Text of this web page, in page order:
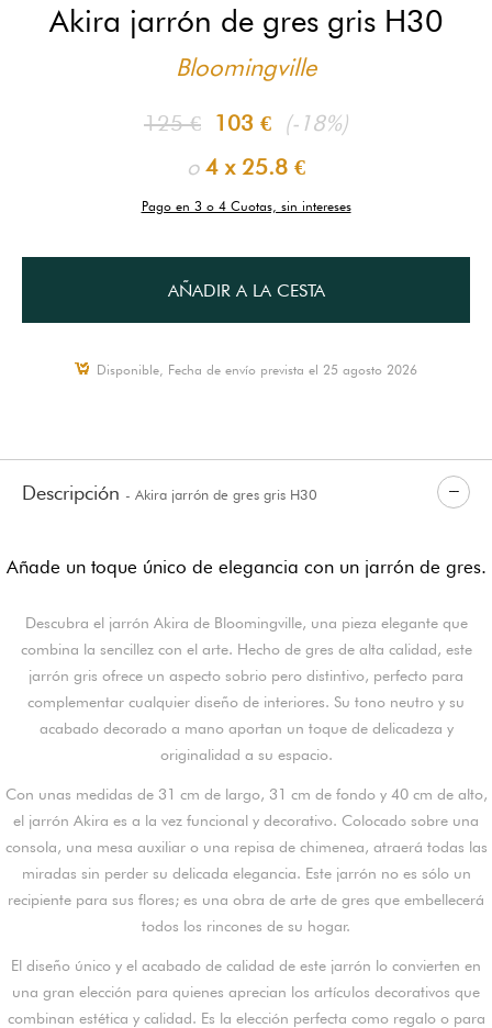
Akira jarrón de gres gris H30
Bloomingville
125 € 103 € (-18%)
o4 x 25.8 €
Pago en 3 o 4 Cuotas, sin intereses
AÑADIR A LA CESTA
Disponible, Fecha de envío prevista el 25 agosto 2026
Descripción - Akira jarrón de gres gris H30
Añade un toque único de elegancia con un jarrón de gres.
Descubra el jarrón Akira de Bloomingville, una pieza elegante que
combina la sencillez con el arte. Hecho de gres de alta calidad, este
jarrón gris ofrece un aspecto sobrio pero distintivo, perfecto para
complementar cualquier diseño de interiores. Su tono neutro y su
acabado decorado a mano aportan un toque de delicadeza y
originalidad a su espacio.
Con unas medidas de 31 cm de largo, 31 cm de fondo y 40 cm de alto,
el jarrón Akira es a la vez funcional y decorativo. Colocado sobre una
consola, una mesa auxiliar o una repisa de chimenea, atraerá todas las
miradas sin perder su delicada elegancia. Este jarrón no es sólo un
recipiente para sus flores; es una obra de arte de gres que embellecerá
todos los rincones de su hogar.
El diseño único y el acabado de calidad de este jarrón lo convierten en
una gran elección para quienes aprecian los artículos decorativos que
combinan estética y calidad. Es la elección perfecta como regalo o para